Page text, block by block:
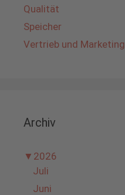
Qualität
Speicher
Vertrieb und Marketing
Archiv
▼ 2026
Juli
Juni